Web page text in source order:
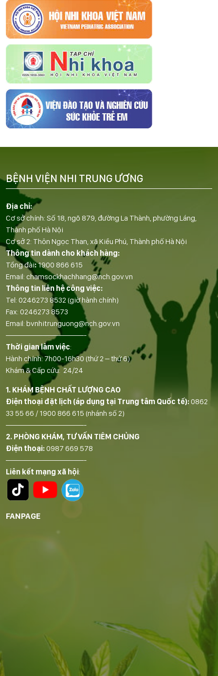
Địa chỉ:
Cơ sở chính: Số 18, ngõ 879, đường La Thành, phường Láng,
Thành phố Hà Nội
Cơ sở 2: Thôn Ngọc Than, xã Kiều Phú, Thành phố Hà Nội
Thông tin dành cho khách hàng:
Tổng đài:1900 866 615
Email: chamsockhachhang@nch.gov.vn
Thông tin liên hệ công việc:
Tel: 0246273 8532 (giờ hành chính)
Fax: 0246273 8573
Email: bvnhitrunguong@nch.gov.vn
——————————-
Thời gian làm việc:
Hành chính: 7h00-16h30 (thứ 2 – thứ 6)
Khám & Cấp cứu: 24/24
1. KHÁM BỆNH CHẤT LƯỢNG CAO
Điện thoại đặt lịch (áp dụng tại Trung tâm Quốc tế):0862
33 55 66 / 1900 866 615 (nhánh số 2)
——————————-
2. PHÒNG KHÁM, TƯ VẤN TIÊM CHỦNG
Điện thoại:0987 669 578
——————————-
Liên kết mạng xã hội:
FANPAGE
BỆNH VIỆN NHI TRUNG ƯƠNG